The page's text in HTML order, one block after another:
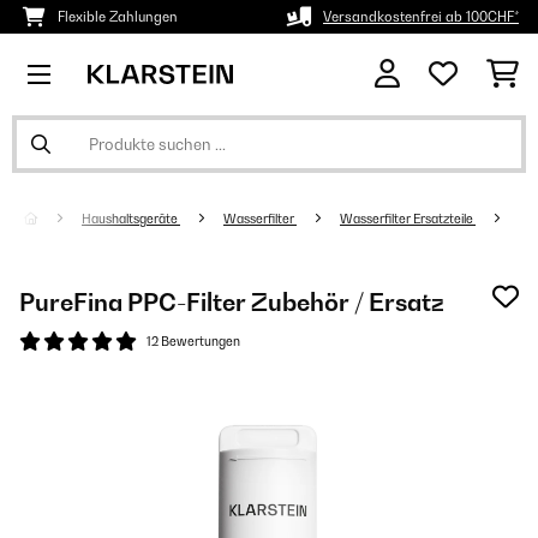
Flexible Zahlungen Versandkostenfrei ab 100CHF*
Haushaltsgeräte Wasserfilter Wasserfilter Ersatzteile
PureFina PPC-Filter Zubehör / Ersatz
12 Bewertungen